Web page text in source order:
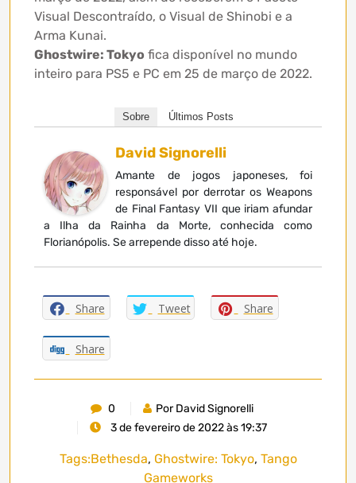
Visual Descontraído, o Visual de Shinobi e a
Arma Kunai.
Ghostwire: Tokyo fica disponível no mundo
inteiro para PS5 e PC em 25 de março de 2022.
Sobre Últimos Posts
David Signorelli
Amante de jogos japoneses, foi
responsável por derrotar os Weapons
de Final Fantasy VII que iriam afundar
a Ilha da Rainha da Morte, conhecida como
Florianópolis. Se arrepende disso até hoje.
Share Tweet Share
Share
0
Por David Signorelli
3 de fevereiro de 2022 às 19:37
Tags:Bethesda, Ghostwire: Tokyo, Tango
Gameworks